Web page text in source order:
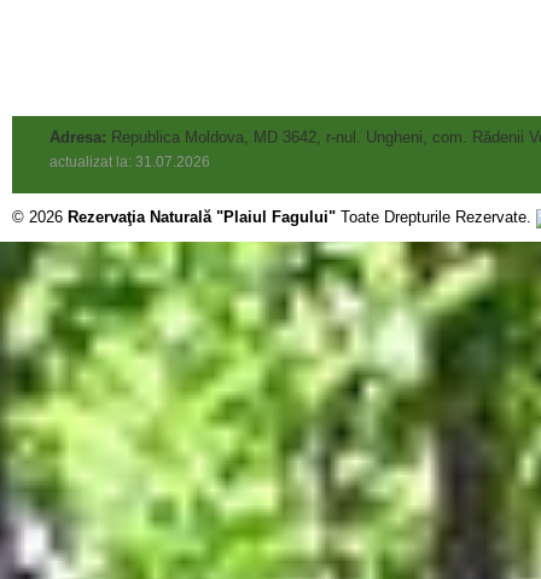
Adresa: Republica Moldova, MD 3642, r-nul. Ungheni, com. Rădenii
actualizat la: 31.07.2026
© 2026 Rezervaţia Naturală "Plaiul Fagului" Toate Drepturile Rezervate.